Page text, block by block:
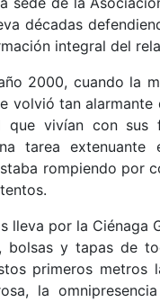
décadas
integral del
2000, cuando la
volvió tan
vivían con sus
tarea
rompiendo por
lleva por la Ciénaga
bolsas y tapas de
primeros
la